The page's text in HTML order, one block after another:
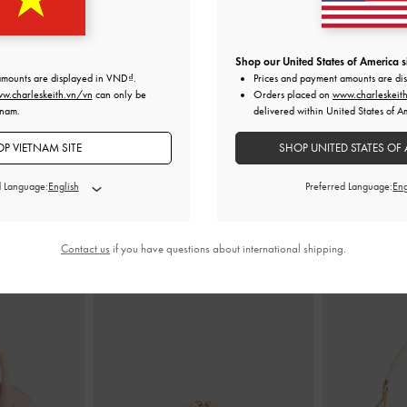
-Soft Pink
Ví ngắn gập
are displayed in VND .
vn can only be
VIETNAM SITE
Language:
Shop our United States of America
Prices and payment amounts are
Orders placed on
delivered within United States of
SHOP UNITED STATES OF
Preferred Language:
Contact us if you have questions about international shipping.